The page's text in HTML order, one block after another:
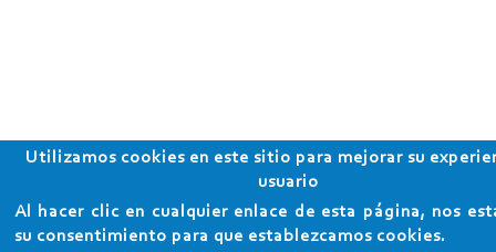
Utilizamos cookies en este sitio para mejorar su
usuario
Al hacer clic en cualquier enlace de esta página, nos
su consentimiento para que establezcamos cookies.